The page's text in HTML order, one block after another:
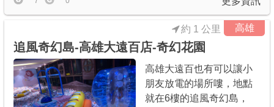
高雄
追風奇幻島-高雄大遠百店-奇幻花園
約 1 公里
高雄大遠百也有可以讓小
朋友放電的場所嘍，地點
就在6樓的追風奇幻島，